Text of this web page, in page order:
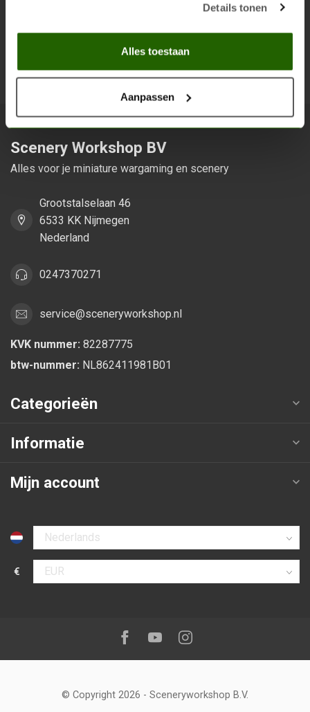
Details tonen
Alles toestaan
Aanpassen
Blijf op de hoogte over onze laatste acties
Scenery Workshop BV
Alles voor je miniature wargaming en scenery
Grootstalselaan 46
6533 KK Nijmegen
Nederland
0247370271
service@sceneryworkshop.nl
KVK nummer: 82287775
btw-nummer: NL862411981B01
Categorieën
Informatie
Mijn account
Selecteer taal
€
Selecteer valuta
Volg ons op:Facebook
YoutubeInstagram
© Copyright 2026 - Sceneryworkshop B.V.